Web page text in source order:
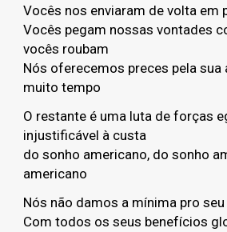
Vocês nos enviaram de volta em
Vocês pegam nossas vontades
vocês roubam
Nós oferecemos preces pela sua
muito tempo
O restante é uma luta de forças
injustificável à custa
do sonho americano, do sonho
americano
Nós não damos a mínima pro
Com todos os seus benefícios